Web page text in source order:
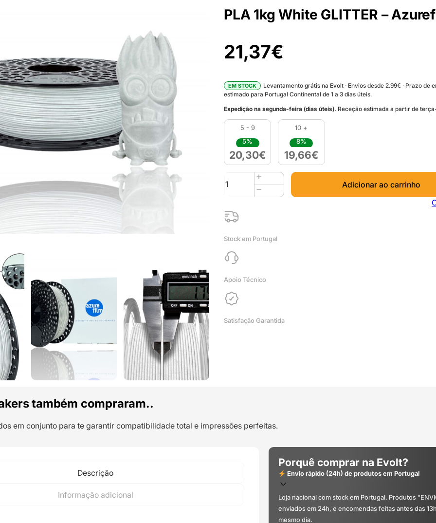
PLA 1kg White GLITTER –
21,37€
EM STOCK
Levantamento grátis na Evolt · Envios desde 2.99€ · Prazo de
estimado para Portugal Continental de 1 a 3 dias úteis.
Expedição na segunda-feira (dias úteis). Receção estimada a partir de
5 - 9
5%
20,30€
10 +
8%
19,66€
Quantidade
de
PLA
1kg
White
-
Azurefilm
Adicionar ao carrinho
Stock em Portugal
Apoio Técnico
Satisfação Garantida
também compraram..
em conjunto para te garantir compatibilidade total e impressões perfeitas.
Descrição
Informação adicional
Porquê comprar na Evolt?
Envio rápido (24h) de produtos em Portugal
Loja nacional com stock em Portugal. Produtos
enviados em 24h, e encomendas feitas antes das
mesmo dia.